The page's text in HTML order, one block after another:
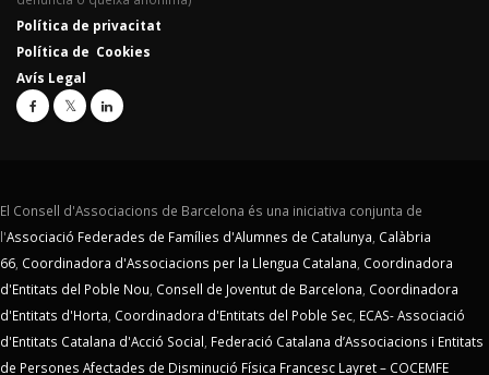
Política de privacitat
Política de Cookies
Avís Legal
El Consell d'Associacions de Barcelona és una iniciativa conjunta de
l'Associació Federades de Famílies d'Alumnes de Catalunya, Calàbria
66, Coordinadora d'Associacions per la Llengua Catalana, Coordinadora
d'Entitats del Poble Nou, Consell de Joventut de Barcelona, Coordinadora
d'Entitats d'Horta, Coordinadora d'Entitats del Poble Sec, ECAS- Associació
d'Entitats Catalana d'Acció Social, Federació Catalana d’Associacions i Entitats
de Persones Afectades de Disminució Física Francesc Layret – COCEMFE